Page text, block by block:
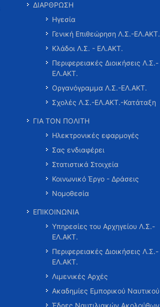
ΔΙΑΡΘΡΩΣΗ
Ηγεσία
Γενική Επιθεώρηση Λ.Σ.-ΕΛ.ΑΚΤ.
Κλάδοι Λ.Σ. - ΕΛ.ΑΚΤ.
Περιφερειακές Διοικήσεις Λ.Σ.-
ΕΛ.ΑΚΤ.
Οργανόγραμμα Λ.Σ.-ΕΛ.ΑΚΤ.
Σχολές Λ.Σ.-ΕΛ.ΑΚΤ.-Κατάταξη
ΓΙΑ ΤΟΝ ΠΟΛΙΤΗ
Ηλεκτρονικές εφαρμογές
Σας ενδιαφέρει
Στατιστικά Στοιχεία
Κοινωνικό Έργο - Δράσεις
Νομοθεσία
ΕΠΙΚΟΙΝΩΝΙΑ
Υπηρεσίες του Αρχηγείου Λ.Σ.-
ΕΛ.ΑΚΤ.
Περιφερειακές Διοικήσεις Λ.Σ.-
ΕΛ.ΑΚΤ.
Λιμενικές Αρχές
Ακαδημίες Εμπορικού Ναυτικού
Έδρες Ναυτιλιακών Ακολούθων